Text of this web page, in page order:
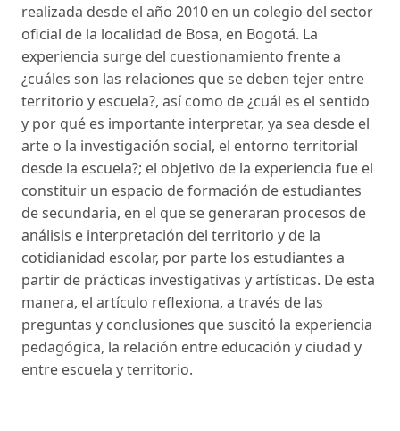
realizada desde el año 2010 en un colegio del sector
oficial de la localidad de Bosa, en Bogotá. La
experiencia surge del cuestionamiento frente a
¿cuáles son las relaciones que se deben tejer entre
territorio y escuela?, así como de ¿cuál es el sentido
y por qué es importante interpretar, ya sea desde el
arte o la investigación social, el entorno territorial
desde la escuela?; el objetivo de la experiencia fue el
constituir un espacio de formación de estudiantes
de secundaria, en el que se generaran procesos de
análisis e interpretación del territorio y de la
cotidianidad escolar, por parte los estudiantes a
partir de prácticas investigativas y artísticas. De esta
manera, el artículo reflexiona, a través de las
preguntas y conclusiones que suscitó la experiencia
pedagógica, la relación entre educación y ciudad y
entre escuela y territorio.